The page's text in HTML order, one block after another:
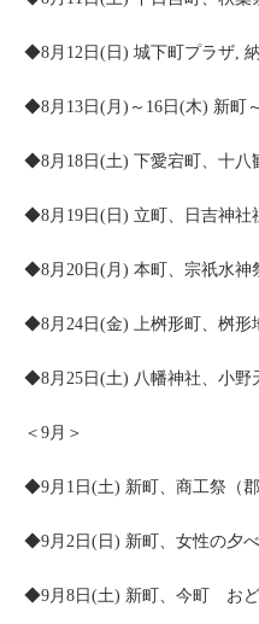
◆8月12日(日) 城下町プラザ,
◆8月13日(月)～16日(木) 新町
◆8月18日(土) 下愛宕町、十八
◆8月19日(日) 立町、日吉神社
◆8月20日(月) 本町、宗祇水神
◆8月24日(金) 上桝形町、桝形
◆8月25日(土) 八幡神社、小野
＜9月＞
◆9月1日(土) 新町、商工祭（
◆9月2日(日) 新町、女性の夕べ
◆9月8日(土) 新町、今町 お